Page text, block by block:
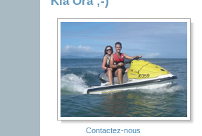
Contactez-nous